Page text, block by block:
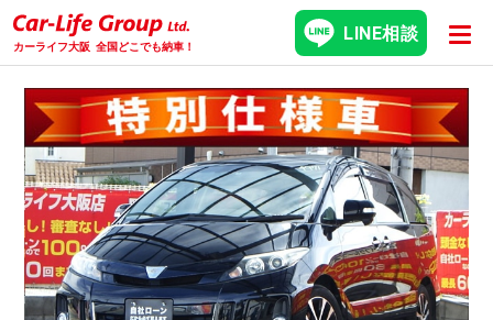
カーライフ大阪 全国どこでも納車！
LINE相談